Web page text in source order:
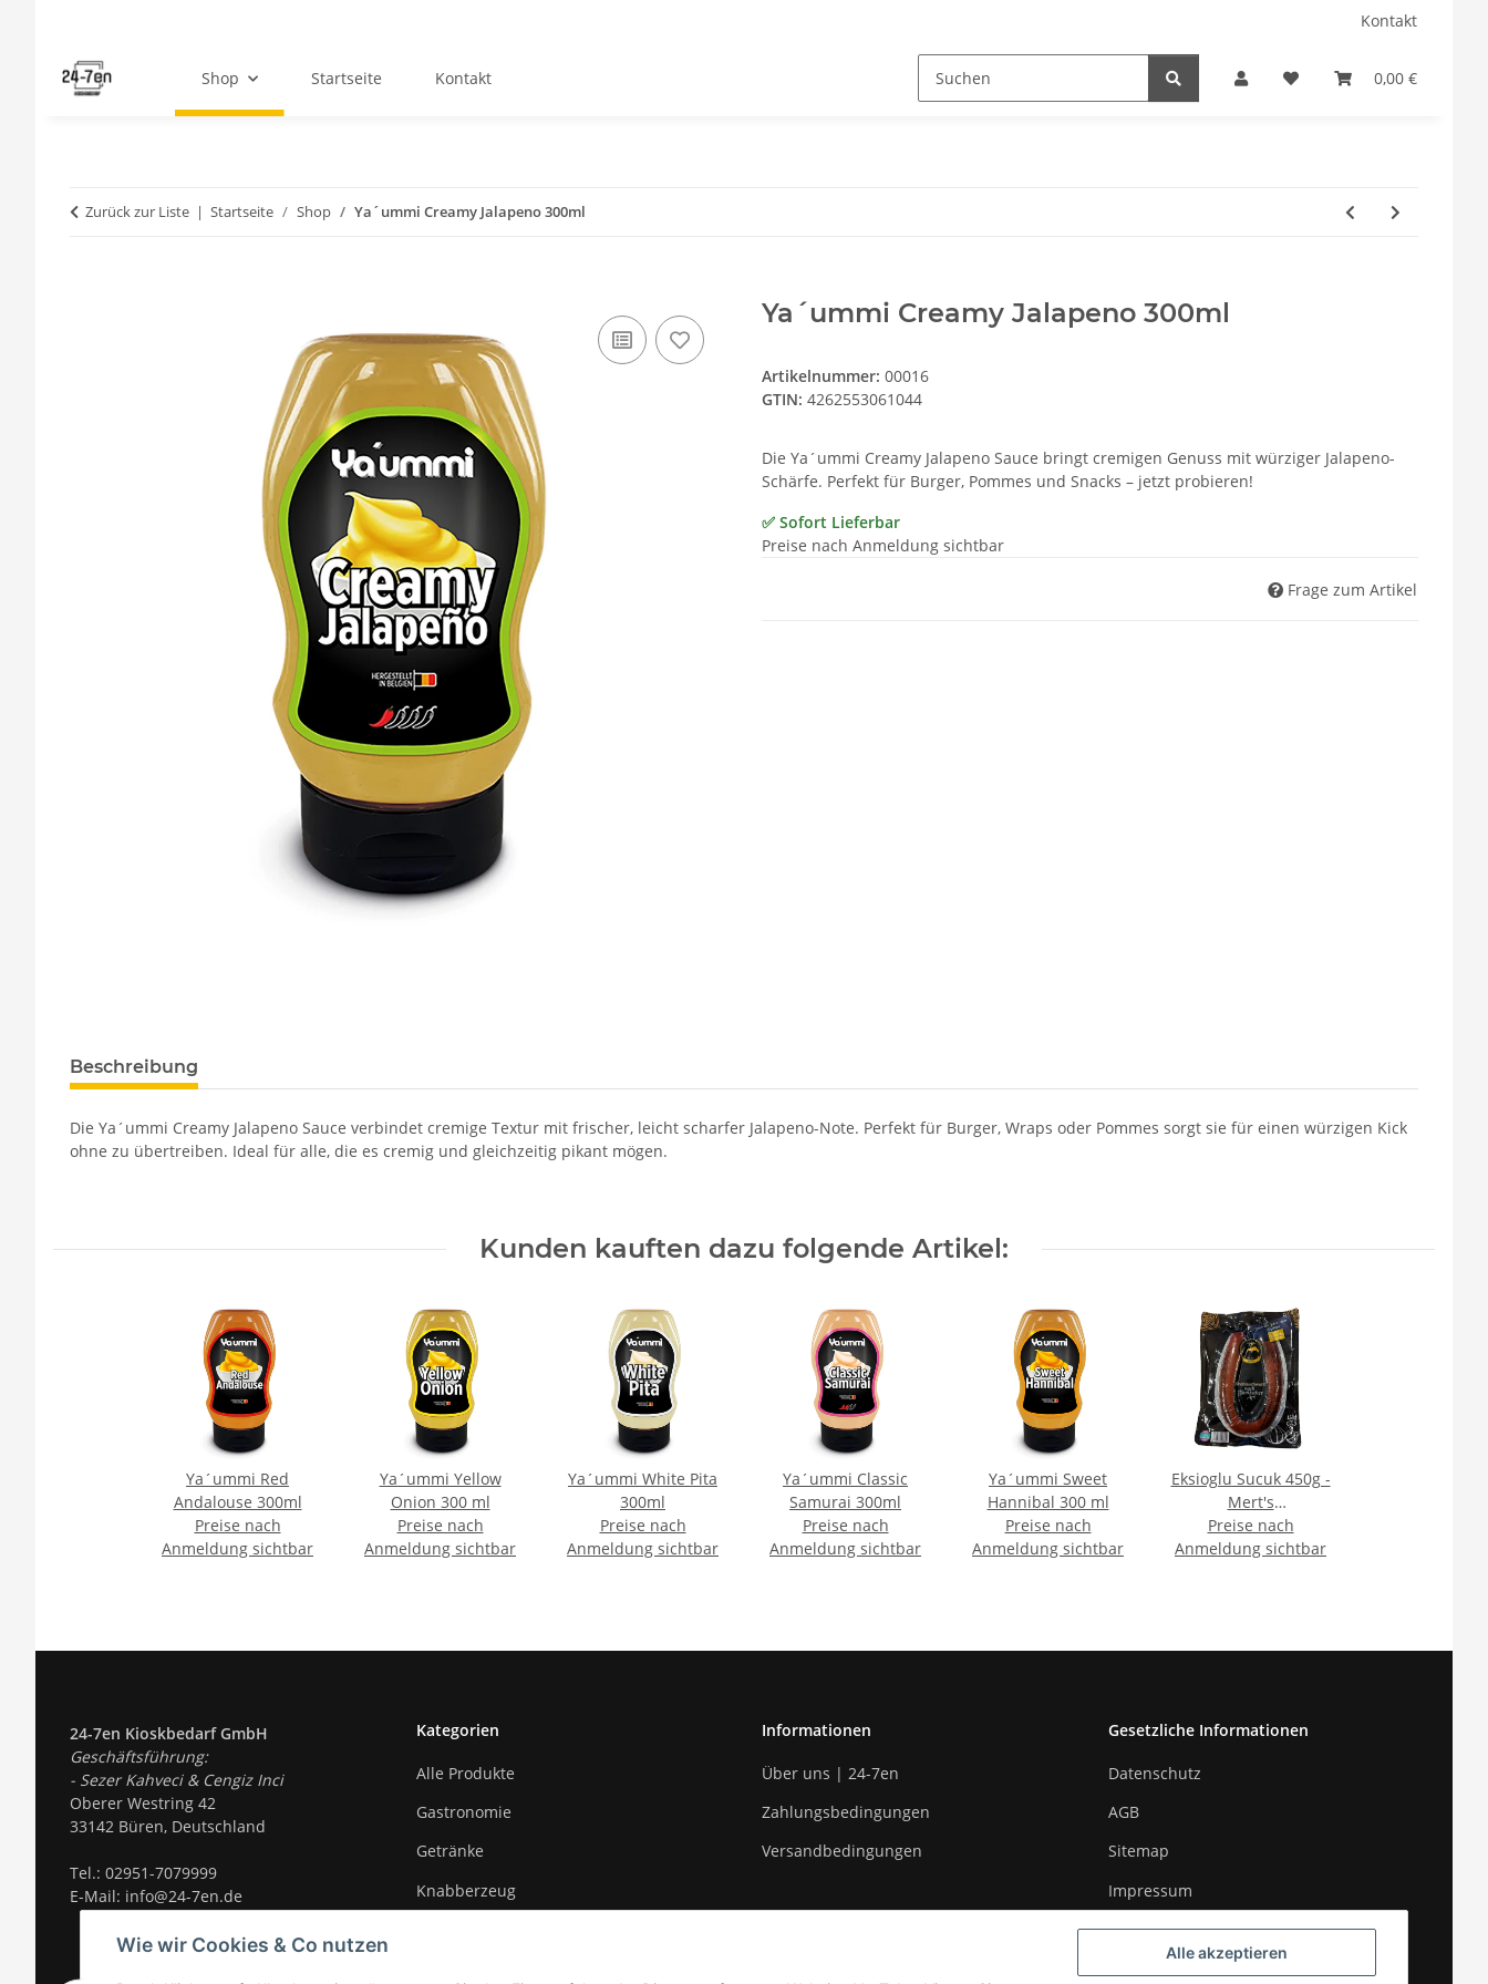
Alle akzeptieren
Wie wir Cookies & Co nutzen
Kontakt
0,00 €
Shop Startseite Kontakt
Zurück zur Liste Startseite Shop Ya´ummi Creamy Jalapeno 300ml
Ya´ummi Creamy Jalapeno 300ml
Artikelnummer: 00016
GTIN: 4262553061044
Die Ya´ummi Creamy Jalapeno Sauce bringt cremigen Genuss mit würziger Jalapeno-
Schärfe. Perfekt für Burger, Pommes und Snacks – jetzt probieren!
✅ Sofort Lieferbar
Preise nach Anmeldung sichtbar
Frage zum Artikel
Beschreibung
Die Ya´ummi Creamy Jalapeno Sauce verbindet cremige Textur mit frischer, leicht scharfer Jalapeno-Note. Perfekt für Burger, Wraps oder Pommes sorgt sie für einen würzigen Kick
ohne zu übertreiben. Ideal für alle, die es cremig und gleichzeitig pikant mögen.
Kunden kauften dazu folgende Artikel:
Ya´ummi Red
Andalouse 300ml
Preise nach
Anmeldung sichtbar
Ya´ummi Yellow
Onion 300 ml
Preise nach
Anmeldung sichtbar
Ya´ummi White Pita
300ml
Preise nach
Anmeldung sichtbar
Ya´ummi Classic
Samurai 300ml
Preise nach
Anmeldung sichtbar
Ya´ummi Sweet
Hannibal 300 ml
Preise nach
Anmeldung sichtbar
Eksioglu Sucuk 450g -
Mert's
Knoblauchwurst
Preise nach
Anmeldung sichtbar
24-7en Kioskbedarf GmbH
Geschäftsführung:
- Sezer Kahveci & Cengiz Inci
Oberer Westring 42
33142 Büren, Deutschland
Tel.: 02951-7079999
E-Mail: info@24-7en.de
Kategorien
Alle Produkte
Gastronomie
Getränke
Knabberzeug
Informationen
Über uns | 24-7en
Zahlungsbedingungen
Versandbedingungen
Gesetzliche Informationen
Datenschutz
AGB
Sitemap
Impressum
Widerrufsrecht